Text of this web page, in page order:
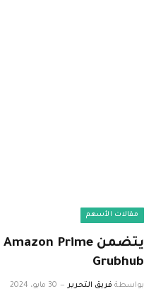
مقالات الأسهم
Grubhub
بواسطة فريق التحرير 30 مايو، 2024